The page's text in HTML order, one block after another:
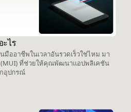
ไร
มืออาชีพในเวลาอันรวดเร็วใช่ไหม มา
(MUI) ที่ช่วยให้คุณพัฒนาแอปพลิเคชัน
อุปกรณ์